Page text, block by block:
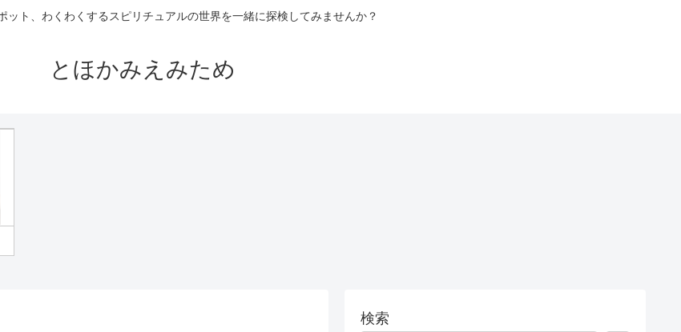
ット、わくわくするスピリチュアルの世界を一緒に探検してみませんか？
とほかみえみため
検索